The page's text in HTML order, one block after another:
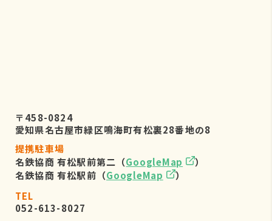
〒458-0824
愛知県名古屋市緑区鳴海町有松裏28番地の8
提携駐車場
名鉄協商 有松駅前第二（GoogleMap
）
名鉄協商 有松駅前（GoogleMap
）
TEL
052-613-8027